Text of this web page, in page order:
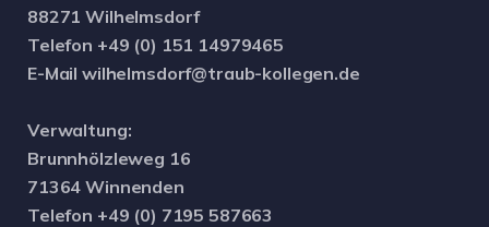
88271 Wilhelmsdorf
Telefon +49 (0) 151 14979465
E-Mail wilhelmsdorf@traub-kollegen.de
Verwaltung:
Brunnhölzleweg 16
71364 Winnenden
Telefon +49 (0) 7195 587663